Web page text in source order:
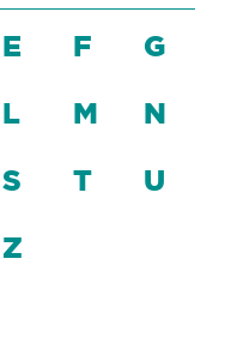
E F G
L M N
S T U
Z